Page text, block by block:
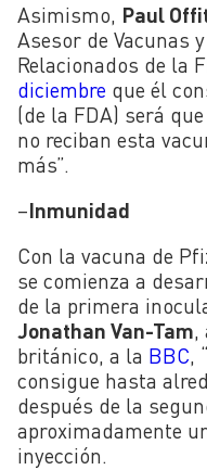
Asimismo, Paul
Asesor de Vacunas
Relacionados de la
diciembre que él
(de la FDA) será
no reciban esta
más”.
–Inmunidad
Con la vacuna de
se comienza a
de la primera
Jonathan Van-Tam,
británico, a la BBC,
consigue hasta
después de la
aproximadamente
inyección.